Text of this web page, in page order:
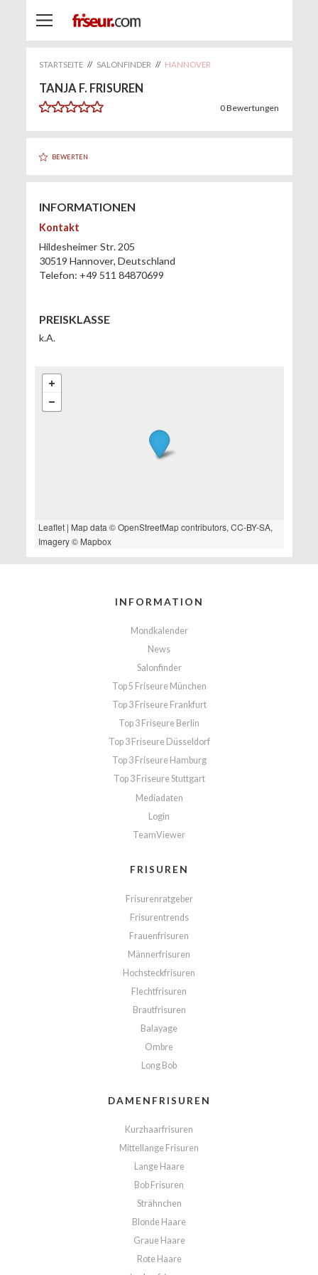
STARTSEITE // SALONFINDER // HANNOVER
TANJA F. FRISUREN
0Bewertungen
BEWERTEN
INFORMATIONEN
Kontakt
Hildesheimer Str. 205
30519 Hannover, Deutschland
Telefon: +49 511 84870699
PREISKLASSE
k.A.
Leaflet| Map data ©OpenStreetMapcontributors, CC-BY-SA,
Imagery © Mapbox
INFORMATION
Mondkalender
News
Salonfinder
Top 5 Friseure München
Top 3 Friseure Frankfurt
Top 3 Friseure Berlin
Top 3 Friseure Düsseldorf
Top 3 Friseure Hamburg
Top 3 Friseure Stuttgart
Mediadaten
Login
TeamViewer
FRISUREN
Frisurenratgeber
Frisurentrends
Frauenfrisuren
Männerfrisuren
Hochsteckfrisuren
Flechtfrisuren
Brautfrisuren
Balayage
Ombre
Long Bob
DAMENFRISUREN
Kurzhaarfrisuren
Mittellange Frisuren
Lange Haare
Bob Frisuren
Strähnchen
Blonde Haare
Graue Haare
Rote Haare